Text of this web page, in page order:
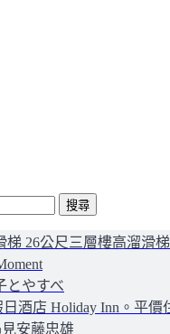
梯 26公尺三層樓高溜滑
とやすべ
日酒店 Holiday Inn。平價
安藤忠雄